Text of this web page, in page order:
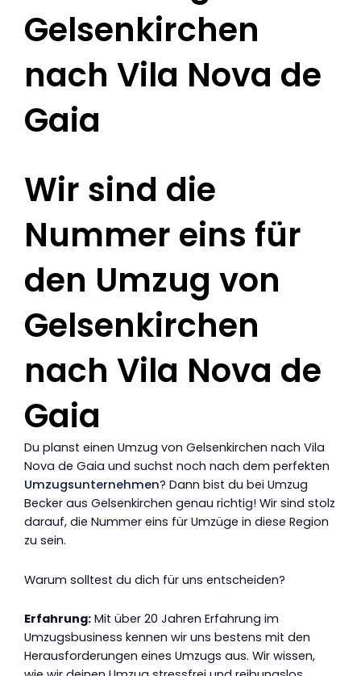
Gelsenkirchen
nach Vila Nova de
Gaia
Wir sind die
Nummer eins für
den Umzug von
Gelsenkirchen
nach Vila Nova de
Gaia
Du planst einen Umzug von Gelsenkirchen nach Vila
Nova de Gaia und suchst noch nach dem perfekten
Umzugsunternehmen? Dann bist du bei Umzug
Becker aus Gelsenkirchen genau richtig! Wir sind stolz
darauf, die Nummer eins für Umzüge in diese Region
zu sein.
Warum solltest du dich für uns entscheiden?
Erfahrung: Mit über 20 Jahren Erfahrung im
Umzugsbusiness kennen wir uns bestens mit den
Herausforderungen eines Umzugs aus. Wir wissen,